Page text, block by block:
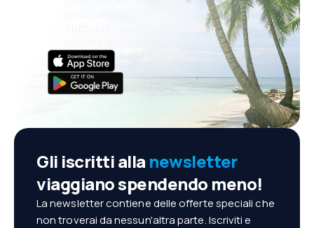
Tutto ciò che conta, sempre a
Gli iscritti alla newsletter
viaggiano spendendo meno!
La newsletter contiene delle offerte speciali che
non troverai da nessun'altra parte. Iscriviti e